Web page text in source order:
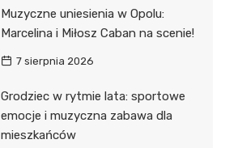
Muzyczne uniesienia w Opolu:
Marcelina i Miłosz Caban na scenie!
7 sierpnia 2026
Grodziec w rytmie lata: sportowe
emocje i muzyczna zabawa dla
mieszkańców